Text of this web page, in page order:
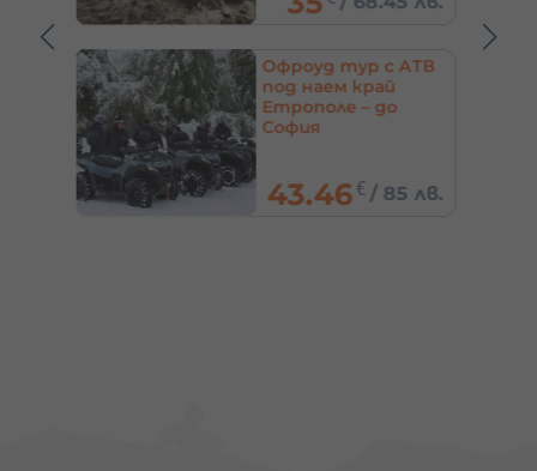
Офроуд тур с АТВ
под наем край
Етрополе – до
София
43.46 € /85 лв.